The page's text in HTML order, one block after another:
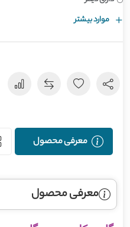
موارد بیشتر
معرفی محصول
معرفی محصول